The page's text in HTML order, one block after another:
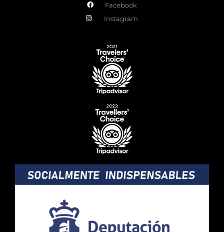
Facebook
Instagram